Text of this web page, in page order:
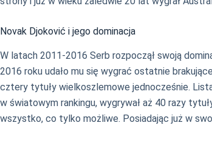
Novak Djoković i jego dominacja
W latach 2011-2016 Serb rozpoczął swoją
2016 roku udało mu się wygrać ostatnie
cztery tytuły wielkoszlemowe jednocześnie.
w światowym rankingu, wygrywał aż 40 razy
wszystko, co tylko możliwe. Posiadając już w